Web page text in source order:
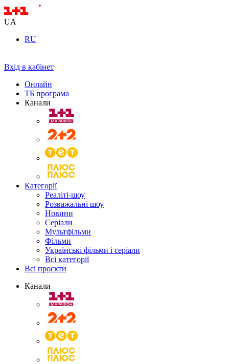
UA
RU
Вхід в кабінет
Онлайн
ТБ програма
Канали
Категорії
Реаліті-шоу
Розважальні шоу
Новини
Серіали
Мультфільми
Фільми
Українські фільми і серіали
Всі категорії
Всі проєкти
Канали